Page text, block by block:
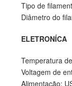
Tipo de
Diâmetro do
ELETRONÍCA
Temperatura
Voltagem de
Alimentação: